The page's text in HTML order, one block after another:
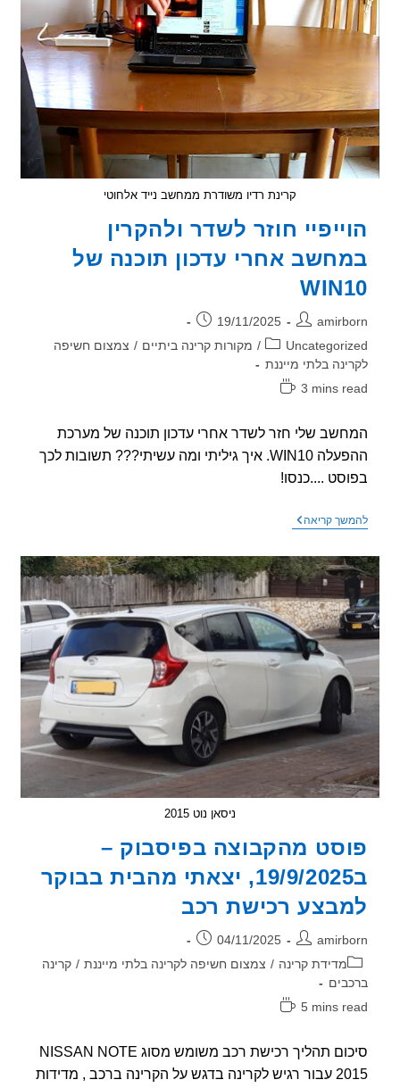
קרינת רדיו משודרת ממחשב נייד אלחוטי
חוזר לשדר ולהקרין
אחרי עדכון תוכנה של
פורסם:
19/11/2025
/ מקורות קרינה ביתיים / צמצום חשיפה
בלתי מייננת
3 mins
שלי חזר לשדר אחרי עדכון תוכנה של מערכת
ההפעלה WIN10. איך גיליתי ומה עשיתי??? תשובות לכך
....כנסו!
קריאההוייפיי
ולהקרין
במחשב
עדכון
תוכנה
של
WIN10
מהקבוצה בפיסבוק –
ב19/9/2025, יצאתי מהבית בבוקר
רכישת רכב
פורסם:
04/11/2025
מדידת קרינה / צמצום חשיפה לקרינה בלתי מייננת / קרינה
5 mins
סיכום תהליך רכישת רכב משומש מסוג NISSAN NOTE
2015 עבור רגיש לקרינה בדגש על הקרינה ברכב , מדידות